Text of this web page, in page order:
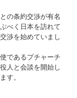
の条約交渉が有名
べく日本を訪れて
渉を始めていまし
であるプチャーチ
人と会談を開始し
す。